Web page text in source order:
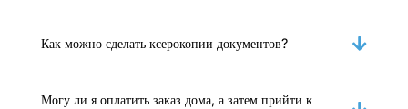
Как можно сделать ксерокопии документов?
Могу ли я оплатить заказ дома, а затем прийти к